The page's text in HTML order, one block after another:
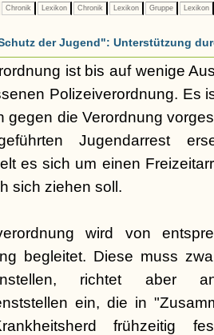
Chronik Lexikon Chronik Lexikon Gruppe Lexikon
der Jugend": Unterstützung
ist bis auf wenige
Polizeiverordnung. Es
gegen die Verordnung
Jugendarrest
es sich um einen
sich ziehen soll.
wird von
begleitet. Diese muss
richtet aber
ein, die in
frühzeitig